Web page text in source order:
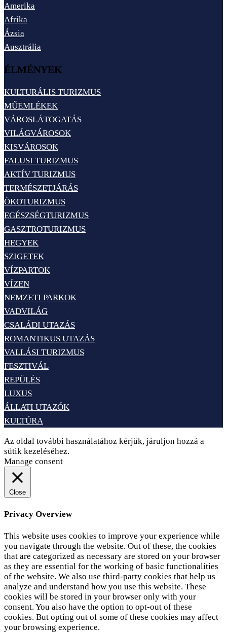
Amerika
Afrika
Ázsia
Ausztrália
ÉLMÉNYEK
KULTURÁLIS TURIZMUS
MŰEMLÉKEK
VÁROSLÁTOGATÁS
VILÁGVÁROSOK
KISVÁROSOK
FALUSI TURIZMUS
AKTÍV TURIZMUS
TERMÉSZETJÁRÁS
ÖKOTURIZMUS
EGÉSZSÉGTURIZMUS
GASZTROTURIZMUS
HEGYEK
SZIGETEK
VÍZPARTOK
VÍZEN
NEMZETI PARKOK
VADVILÁG
CSALÁDI UTAZÁS
ROMANTIKUS UTAZÁS
VALLÁSI TURIZMUS
FESZTIVÁL
REPÜLÉS
LUXUS
ÁLLATI UTAZÓK
KULTÚRA
Az oldal további használatához kérjük, járuljon hozzá a
sütik kezeléséhez.
Manage consent
Close
Privacy Overview
This website uses cookies to improve your experience while
you navigate through the website. Out of these, the cookies
that are categorized as necessary are stored on your browser
as they are essential for the working of basic functionalities
of the website. We also use third-party cookies that help us
analyze and understand how you use this website. These
cookies will be stored in your browser only with your
consent. You also have the option to opt-out of these
cookies. But opting out of some of these cookies may affect
your browsing experience.